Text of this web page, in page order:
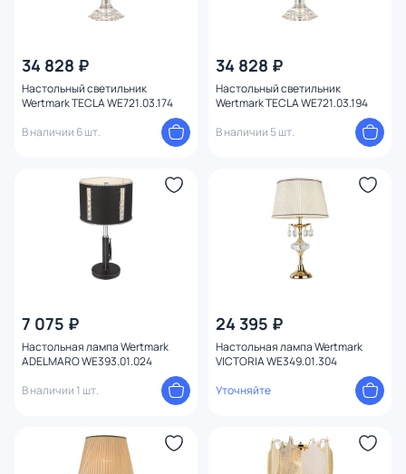
34 828 ₽
Настольный светильник
Wertmark TECLA WE721.03.174
В наличии 6 шт.
34 828 ₽
Настольный светильник
Wertmark TECLA WE721.03.194
В наличии 5 шт.
7 075 ₽
Настольная лампа Wertmark
ADELMARO WE393.01.024
В наличии 1 шт.
24 395 ₽
Настольная лампа Wertmark
VICTORIA WE349.01.304
Уточняйте